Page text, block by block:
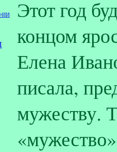
Этот год
концом
Елена
писала,
мужеству.